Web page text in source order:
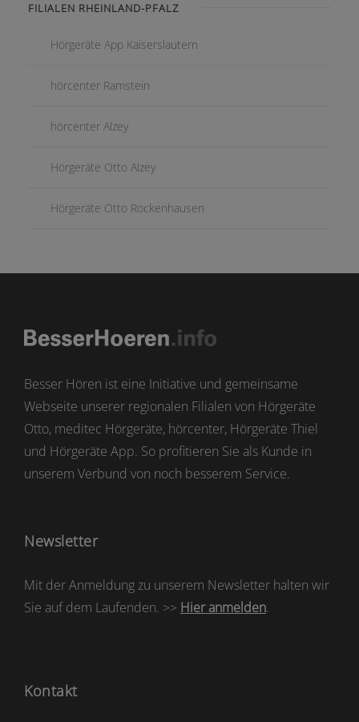
FILIALEN RHEINLAND-PFALZ
Hörgeräte App Kaiserslautern
hörcenter Ramstein
hörcenter Alzey
Hörgeräte Otto Alzey
Hörgeräte Otto Rockenhausen
Besser Hören ist eine Initiative und gemeinsame
Webseite unserer regionalen Filialen von Hörgeräte
Otto, meditec Hörgeräte, hörcenter, Hörgeräte Thiel
und Hörgeräte App. So profitieren Sie als Kunde in
unserem Verbund von noch besserem Service.
Newsletter
Mit der Anmeldung zu unserem Newsletter halten wir
Sie auf dem Laufenden. >> Hier anmelden.
Kontakt